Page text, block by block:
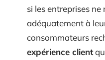
si les entreprises
adéquatement à
consommateurs
expérience client